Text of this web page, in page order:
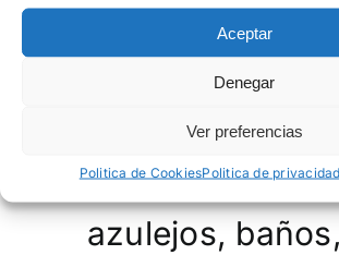
Aceptar
Denegar
Ver preferencias
Politica de CookiesPolitica de privacidad
Descubre
selección de
azulejos, baños,